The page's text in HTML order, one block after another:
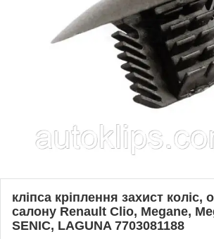
кліпса кріплення захист коліс,
салону Renault Clio, Megane,
SENIC, LAGUNA 7703081188